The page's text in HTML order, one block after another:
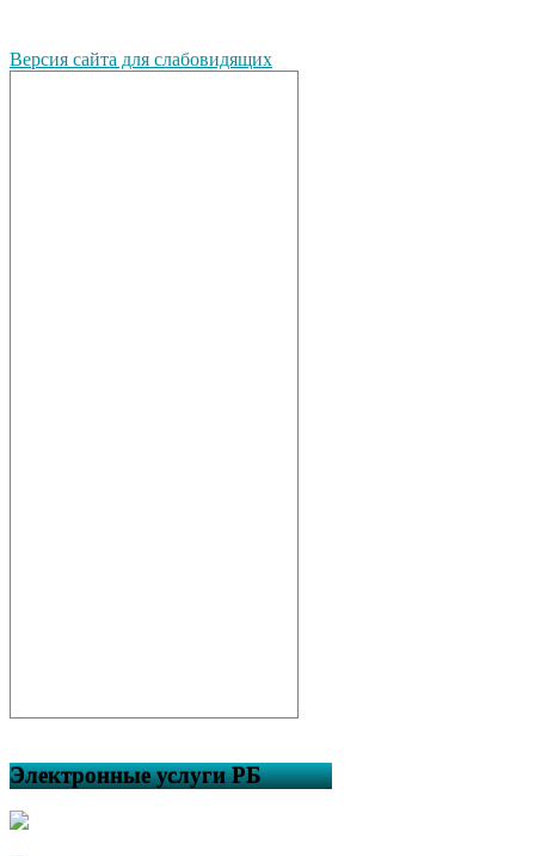
Версия сайта для слабовидящих
Электронные услуги РБ